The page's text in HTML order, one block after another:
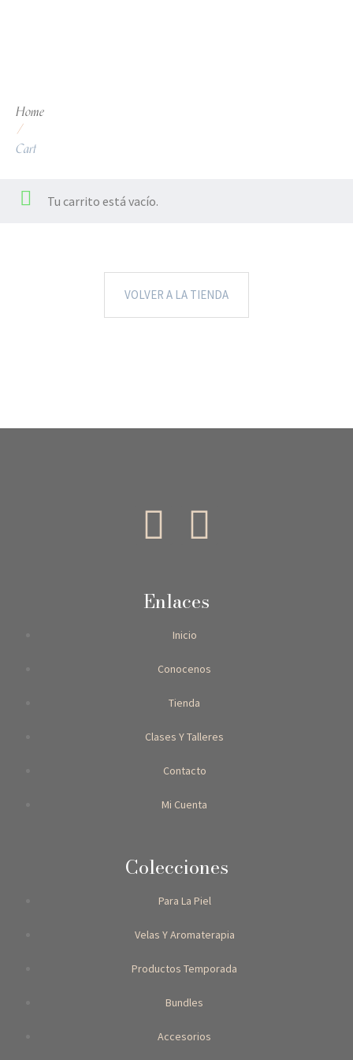
Home
/
Cart
Tu carrito está vacío.
VOLVER A LA TIENDA
Enlaces
Inicio
Conocenos
Tienda
Clases Y Talleres
Contacto
Mi Cuenta
Colecciones
Para La Piel
Velas Y Aromaterapia
Productos Temporada
Bundles
Accesorios